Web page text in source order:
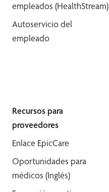
empleados (HealthStream)
Autoservicio del
empleado
Recursos para
proveedores
Enlace EpicCare
Oportunidades para
médicos (Inglés)